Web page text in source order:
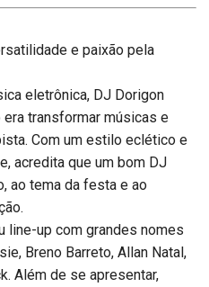
e paixão pela
eletrônica, DJ Dorigon
transformar músicas e
Com um estilo eclético e
acredita que um bom DJ
ao tema da festa e ao
line-up com grandes nomes
Breno Barreto, Allan Natal,
Além de se apresentar,